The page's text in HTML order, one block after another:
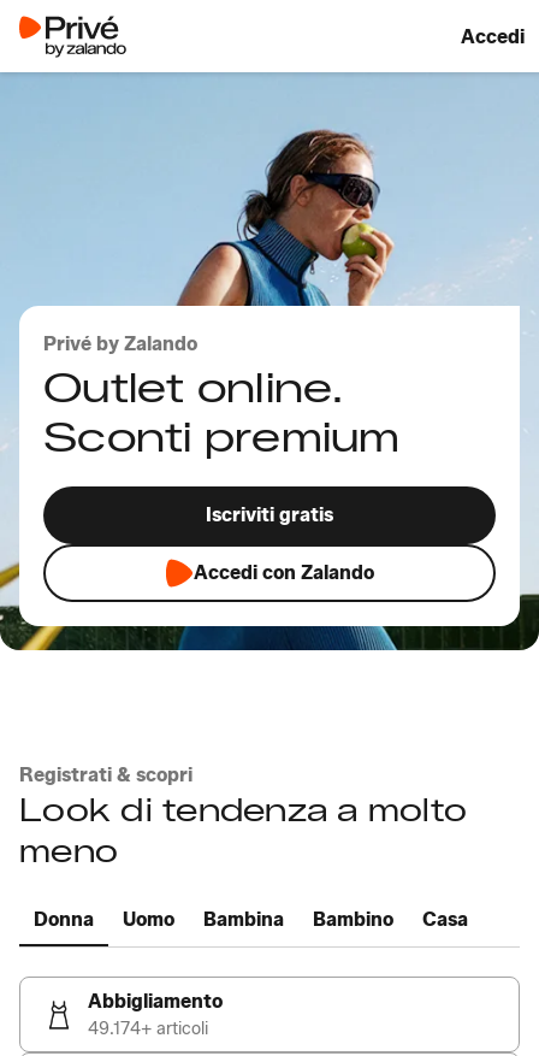
Accedi
Privé by Zalando
Outlet online.
Sconti premium
Iscriviti gratis
Accedi con Zalando
Registrati & scopri
Look di tendenza a molto
meno
Donna Uomo Bambina Bambino Casa
Abbigliamento
49.174+ articoli